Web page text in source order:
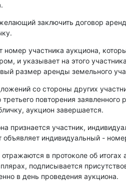
заключить договор
номер участника аукциона,
и указывает на этого
размер аренды земельного
со стороны других
повторения
аукцион завершается.
признается участник,
объявляет индивидуальный -
отражаются в протоколе об
подписывается
в день проведения аукциона.